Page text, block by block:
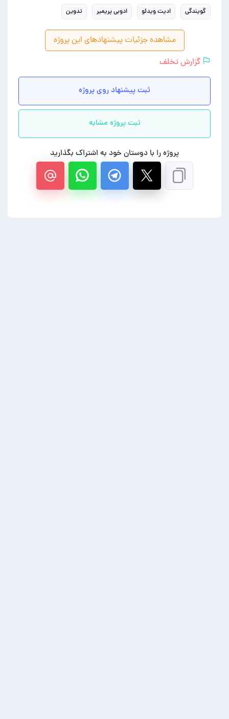
گویندگی ادیت ویدئو ادوبی پریمیر تدوین
مشاهده جزئیات پیشنهادهای این پروژه
گزارش تخلف
ثبت پیشنهاد روی پروژه
ثبت پروژه مشابه
پروژه را با دوستان خود به اشتراک بگذارید